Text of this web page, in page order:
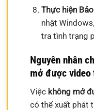
Thực hiện
nhật
tra tình trạng
Nguyên nhân
mở được video
Việc không mở
có thể xuất phát